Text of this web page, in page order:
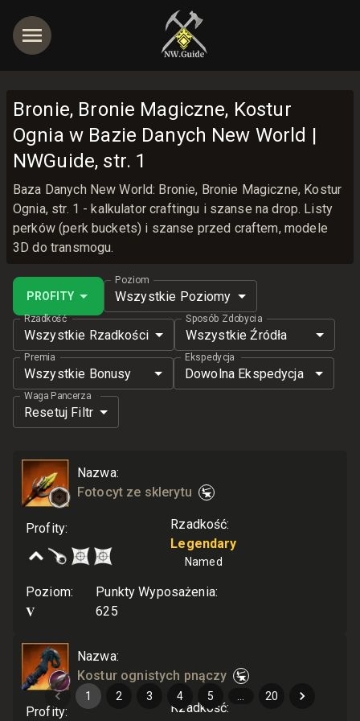
Bronie, Bronie Magiczne, Kostur
Ognia w Bazie Danych New World |
NWGuide, str. 1
Baza Danych New World: Bronie, Bronie Magiczne, Kostur
Ognia, str. 1 - kalkulator craftingu i szanse na drop. Listy
perków (perk buckets) i szanse przed craftem, modele
3D do transmogu.
PROFITY
Poziom
Wszystkie Poziomy
Rzadkość
Wszystkie Rzadkości
Sposób Zdobycia
Wszystkie Źródła
Premia
Wszystkie Bonusy
Ekspedycja
Dowolna Ekspedycja
Waga Pancerza
Resetuj Filtr
Nazwa:
Fotocyt ze sklerytu
Profity: Rzadkość:
Legendary
Named
Poziom:
V
Punkty Wyposażenia:
625
Nazwa:
Kostur ognistych pnączy
Profity: Rzadkość:
1 2 3 4 5 20